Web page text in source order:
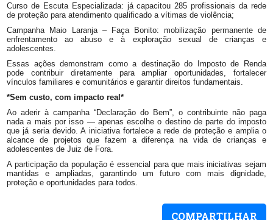
Curso de Escuta Especializada: já capacitou 285 profissionais da rede
de proteção para atendimento qualificado a vítimas de violência;
Campanha Maio Laranja – Faça Bonito: mobilização permanente de
enfrentamento ao abuso e à exploração sexual de crianças e
adolescentes.
Essas ações demonstram como a destinação do Imposto de Renda
pode contribuir diretamente para ampliar oportunidades, fortalecer
vínculos familiares e comunitários e garantir direitos fundamentais.
*Sem custo, com impacto real*
Ao aderir à campanha “Declaração do Bem”, o contribuinte não paga
nada a mais por isso — apenas escolhe o destino de parte do imposto
que já seria devido. A iniciativa fortalece a rede de proteção e amplia o
alcance de projetos que fazem a diferença na vida de crianças e
adolescentes de Juiz de Fora.
A participação da população é essencial para que mais iniciativas sejam
mantidas e ampliadas, garantindo um futuro com mais dignidade,
proteção e oportunidades para todos.
COMPARTILHAR